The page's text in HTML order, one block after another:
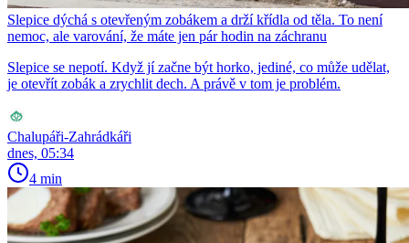
Slepice dýchá s otevřeným zobákem a drží křídla od těla. To není
nemoc, ale varování, že máte jen pár hodin na záchranu
Slepice se nepotí. Když jí začne být horko, jediné, co může udělat,
je otevřít zobák a zrychlit dech. A právě v tom je problém.
Chalupáři-Zahrádkáři
dnes, 05:34
4 min